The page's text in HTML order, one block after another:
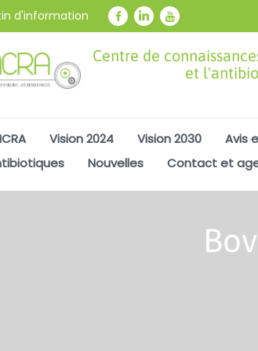
d'information
Centre de
et
Vision 2024 Vision 2030 Avis
Nouvelles Contact et